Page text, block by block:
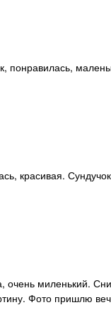
понравилась,
красивая.
Фото пришлю